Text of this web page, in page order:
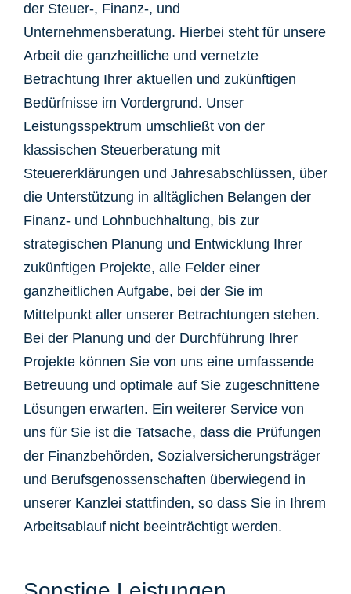
der Steuer-, Finanz-, und
Unternehmensberatung. Hierbei steht für unsere
Arbeit die ganzheitliche und vernetzte
Betrachtung Ihrer aktuellen und zukünftigen
Bedürfnisse im Vordergrund. Unser
Leistungsspektrum umschließt von der
klassischen Steuerberatung mit
Steuererklärungen und Jahresabschlüssen, über
die Unterstützung in alltäglichen Belangen der
Finanz- und Lohnbuchhaltung, bis zur
strategischen Planung und Entwicklung Ihrer
zukünftigen Projekte, alle Felder einer
ganzheitlichen Aufgabe, bei der Sie im
Mittelpunkt aller unserer Betrachtungen stehen.
Bei der Planung und der Durchführung Ihrer
Projekte können Sie von uns eine umfassende
Betreuung und optimale auf Sie zugeschnittene
Lösungen erwarten. Ein weiterer Service von
uns für Sie ist die Tatsache, dass die Prüfungen
der Finanzbehörden, Sozialversicherungsträger
und Berufsgenossenschaften überwiegend in
unserer Kanzlei stattfinden, so dass Sie in Ihrem
Arbeitsablauf nicht beeinträchtigt werden.